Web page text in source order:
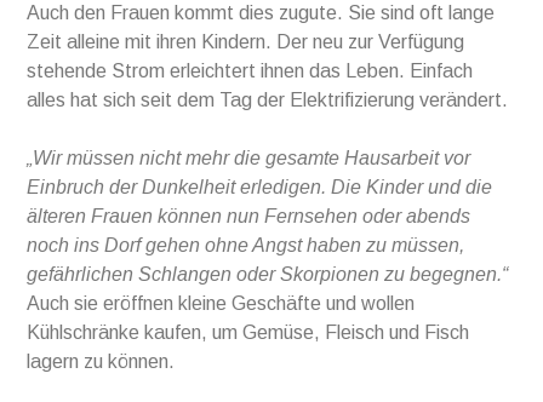
Auch den Frauen kommt dies zugute. Sie sind oft lange
Zeit alleine mit ihren Kindern. Der neu zur Verfügung
stehende Strom erleichtert ihnen das Leben. Einfach
alles hat sich seit dem Tag der Elektrifizierung verändert.
„Wir müssen nicht mehr die gesamte Hausarbeit vor
Einbruch der Dunkelheit erledigen. Die Kinder und die
älteren Frauen können nun Fernsehen oder abends
noch ins Dorf gehen ohne Angst haben zu müssen,
gefährlichen Schlangen oder Skorpionen zu begegnen.“
Auch sie eröffnen kleine Geschäfte und wollen
Kühlschränke kaufen, um Gemüse, Fleisch und Fisch
lagern zu können.